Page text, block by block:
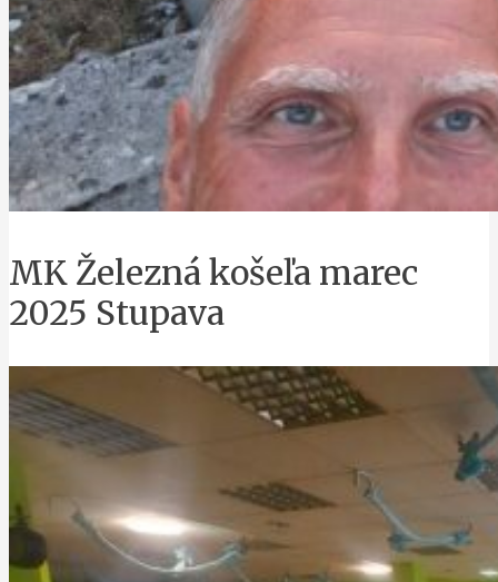
MK Železná košeľa marec
2025 Stupava